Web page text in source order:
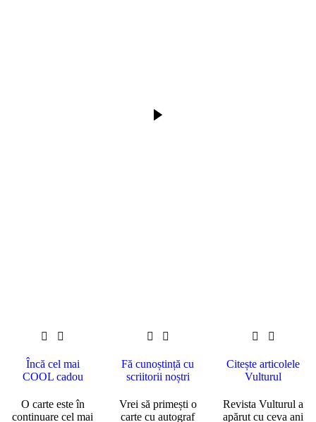
Încă cel mai
COOL cadou
O carte este în
continuare cel mai
Fă cunoștință cu
scriitorii noștri
Vrei să primești o
carte cu autograf
Citește articolele
Vulturul
Revista Vulturul a
apărut cu ceva ani